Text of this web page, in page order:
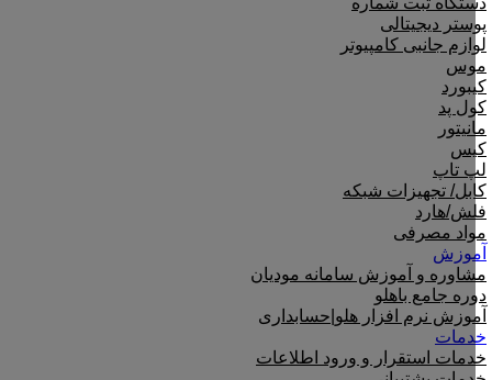
پوستر دیجیتالی
لوازم جانبی کامپیوتر
موس
کیبورد
کول پد
مانیتور
کیس
لپ تاپ
کابل/ تجهیزات شبکه
فلش/هارد
مواد مصرفی
آموزش
مشاوره و آموزش سامانه مودیان
دوره جامع باهلو
آموزش نرم افزار هلو|حسابداری
خدمات
خدمات استقرار و ورود اطلاعات